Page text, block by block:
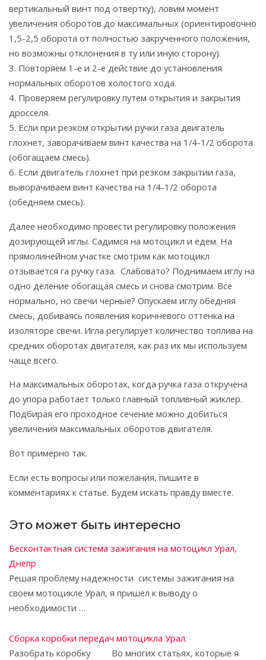
вертикальный винт под отвертку), ловим момент
увеличения оборотов до максимальных (ориентировочно
1,5-2,5 оборота от полностью закрученного положения,
но возможны отклонения в ту или иную сторону).
3. Повторяем 1-е и 2-е действие до установления
нормальных оборотов холостого хода.
4. Проверяем регулировку путем открытия и закрытия
дросселя.
5. Если при резком открытии ручки газа двигатель
глохнет, заворачиваем винт качества на 1/4-1/2 оборота
(обогащаем смесь).
6. Если двигатель глохнет при резком закрытии газа,
выворачиваем винт качества на 1/4-1/2 оборота
(обедняем смесь).
Далее необходимо провести регулировку положения
дозирующей иглы. Садимся на мотоцикл и едем. На
прямолинейном участке смотрим как мотоцикл
отзывается га ручку газа. Слабовато? Поднимаем иглу на
одно деление обогащая смесь и снова смотрим. Все
нормально, но свечи черные? Опускаем иглу обедняя
смесь, добиваясь появления коричневого оттенка на
изоляторе свечи. Игла регулирует количество топлива на
средних оборотах двигателя, как раз их мы используем
чаще всего.
На максимальных оборотах, когда ручка газа откручена
до упора работает только главный топливный жиклер.
Подбирая его проходное сечение можно добиться
увеличения максимальных оборотов двигателя.
Вот примерно так.
Если есть вопросы или пожелания, пишите в
комментариях к статье. Будем искать правду вместе.
Это может быть интересно
Бесконтактная система зажигания на мотоцикл Урал,
Днепр
Решая проблему надежности системы зажигания на
своем мотоцикле Урал, я пришел к выводу о
необходимости …
Сборка коробки передач мотоцикла Урал.
Разобрать коробку Во многих статьях, которые я